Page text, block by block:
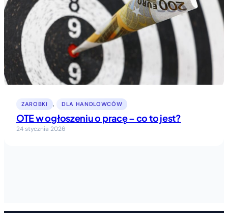
ZAROBKI , DLA HANDLOWCÓW
OTE w ogłoszeniu o pracę – co to jest?
24 stycznia 2026